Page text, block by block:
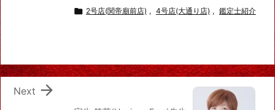
 2号店(関帝廟前店) , 4号店(大通り店) , 鑑定士紹介

Next